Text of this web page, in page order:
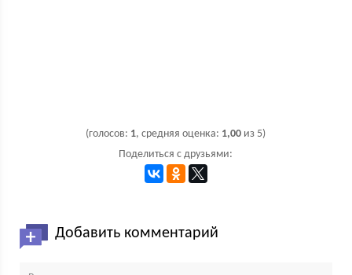
(голосов: 1, средняя оценка: 1,00 из 5)
Поделиться с друзьями:
Добавить комментарий